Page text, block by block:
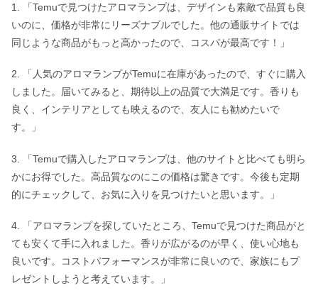
1. 「Temuで見つけたアロマランプは、デザインも素敵で品質も良
いのに、価格が非常にリーズナブルでした。他の通販サイトでは
同じような商品がもっと高かったので、コスパが最高です！」
2. 「人気のアロマランプがTemuに在庫があったので、すぐに購入
しました。届いてみると、期待以上の品質で大満足です。香りも
良く、インテリアとしても映えるので、友人にも勧めたいで
す。」
3. 「Temuで購入したアロマランプは、他のサイトと比べても明ら
かにお得でした。高品質なのにこの価格は驚きです。今後も定期
的にチェックして、お気に入りを見つけたいと思います。」
4. 「アロマランプを探していたところ、Temuで見つけた商品がと
ても安くて手に入れました。香りが広がるのが早く、使い心地も
良いです。コストパフォーマンスが非常に良いので、家族にもプ
レゼントしようと考えています。」